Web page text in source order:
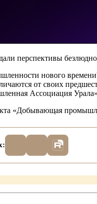
перспективы
нового
от своих
Ассоциация
«Добывающая